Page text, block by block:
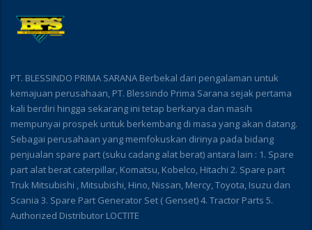
PT. BLESSINDO PRIMA SARANA Berbekal dari pengalaman untuk
kemajuan perusahaan, PT. Blessindo Prima Sarana sejak pertama
kali berdiri hingga sekarang ini tetap berkarya dan masih
mempunyai prospek untuk berkembang di masa yang akan datang.
Sebagai perusahaan yang memfokuskan dirinya pada bidang
penjualan spare part (suku cadang alat berat) antara lain : 1. Spare
part alat berat caterpillar, Komatsu, Kobelco, Hitachi 2. Spare part
Truk Mitsubishi , Mitsubishi, Hino, Nissan, Mercy, Toyota, Isuzu dan
Scania 3. Spare Part Generator Set ( Genset) 4. Tractor Parts 5.
Authorized Distributor LOCTITE